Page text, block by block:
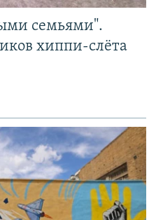
семьями".
хиппи-слёта